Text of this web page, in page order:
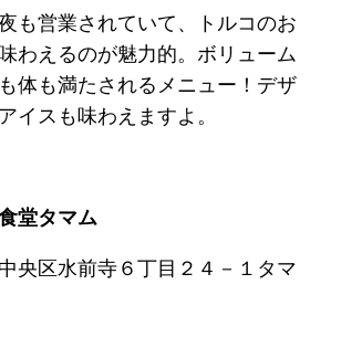
も営業されていて、トルコのお
わえるのが魅力的。ボリューム
体も満たされるメニュー！デザ
イスも味わえますよ。
堂タマム
央区水前寺６丁目２４－１タマ